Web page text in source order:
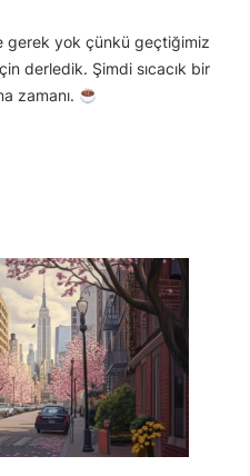
gerek yok çünkü geçtiğimiz
derledik. Şimdi sıcacık bir
zamanı.